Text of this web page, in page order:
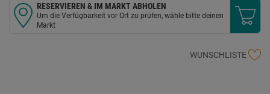
RESERVIEREN & IM MARKT ABHOLEN
Um die Verfügbarkeit vor Ort zu prüfen, wähle bitte deinen
Markt
WUNSCHLISTE